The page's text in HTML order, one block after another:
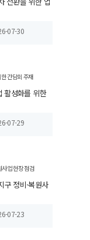
07-30
활성화를 위한
07-29
구 정비·복원사
07-23